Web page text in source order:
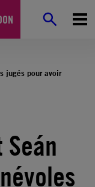
jugés pour avoir